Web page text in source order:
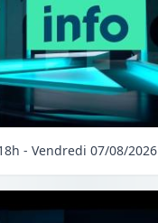
- Vendredi 07/08/2026